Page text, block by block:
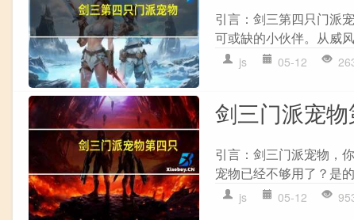
引言：剑三第四只门派
可或缺的小伙伴。从威
js 05-12
剑三门派宠物
引言：剑三门派宠物，
宠物已经不够用了？是
js 05-12